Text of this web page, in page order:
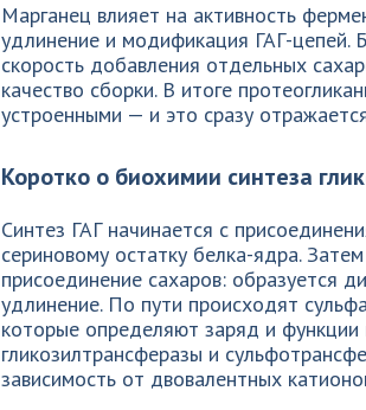
Марганец влияет на активность
удлинение и модификация ГАГ-цепей.
скорость добавления отдельных
качество сборки. В итоге
устроенными — и это сразу
Коротко о биохимии синтеза
Синтез ГАГ начинается с
сериновому остатку белка-ядра.
присоединение сахаров: образуется
удлинение. По пути происходят
которые определяют заряд и функции
гликозилтрансферазы и
зависимость от двовалентных